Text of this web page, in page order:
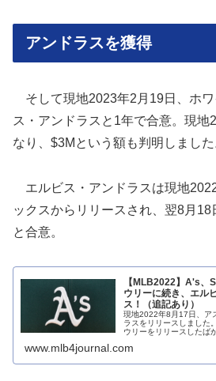
アンドラスを獲得
そして現地2023年2月19日、ホ
ス・アンドラスと1年で合意。現地
なり、$3Mという額も判明しました
エルビス・アンドラスは現地
ックスからリリースされ、翌8月18
と合意。
【MLB2022】A's、
ウリーに続き、エル
ス！（追記あり）
現地2022年8月17日、ア
ラスをリリースしました
ウリーをリリースしたば
www.mlb4journal.com